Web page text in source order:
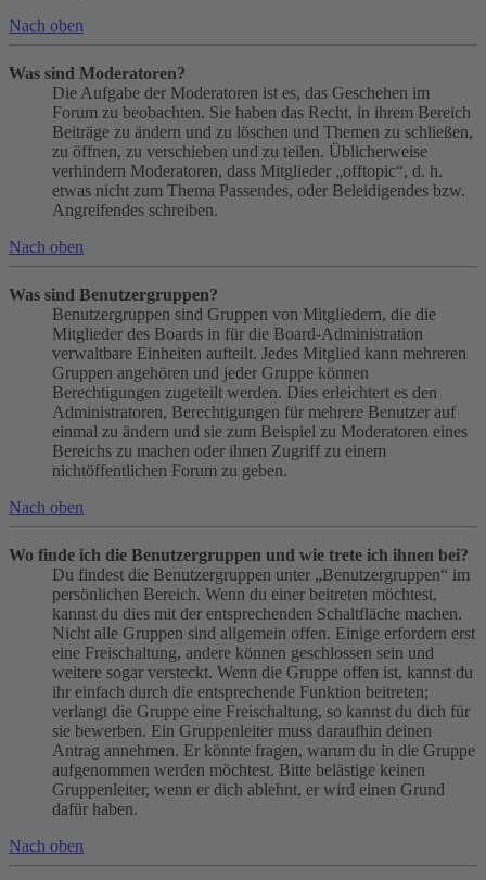
Nach oben
Was sind Moderatoren?
Die Aufgabe der Moderatoren ist es, das Geschehen im
Forum zu beobachten. Sie haben das Recht, in ihrem Bereich
Beiträge zu ändern und zu löschen und Themen zu schließen,
zu öffnen, zu verschieben und zu teilen. Üblicherweise
verhindern Moderatoren, dass Mitglieder „offtopic“, d. h.
etwas nicht zum Thema Passendes, oder Beleidigendes bzw.
Angreifendes schreiben.
Nach oben
Was sind Benutzergruppen?
Benutzergruppen sind Gruppen von Mitgliedern, die die
Mitglieder des Boards in für die Board-Administration
verwaltbare Einheiten aufteilt. Jedes Mitglied kann mehreren
Gruppen angehören und jeder Gruppe können
Berechtigungen zugeteilt werden. Dies erleichtert es den
Administratoren, Berechtigungen für mehrere Benutzer auf
einmal zu ändern und sie zum Beispiel zu Moderatoren eines
Bereichs zu machen oder ihnen Zugriff zu einem
nichtöffentlichen Forum zu geben.
Nach oben
Wo finde ich die Benutzergruppen und wie trete ich ihnen bei?
Du findest die Benutzergruppen unter „Benutzergruppen“ im
persönlichen Bereich. Wenn du einer beitreten möchtest,
kannst du dies mit der entsprechenden Schaltfläche machen.
Nicht alle Gruppen sind allgemein offen. Einige erfordern erst
eine Freischaltung, andere können geschlossen sein und
weitere sogar versteckt. Wenn die Gruppe offen ist, kannst du
ihr einfach durch die entsprechende Funktion beitreten;
verlangt die Gruppe eine Freischaltung, so kannst du dich für
sie bewerben. Ein Gruppenleiter muss daraufhin deinen
Antrag annehmen. Er könnte fragen, warum du in die Gruppe
aufgenommen werden möchtest. Bitte belästige keinen
Gruppenleiter, wenn er dich ablehnt, er wird einen Grund
dafür haben.
Nach oben